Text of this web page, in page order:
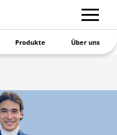
Produkte Über uns